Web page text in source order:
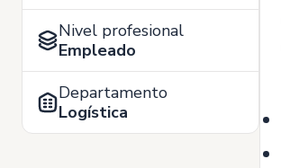
Nivel profesional
Empleado
Departamento
Logística